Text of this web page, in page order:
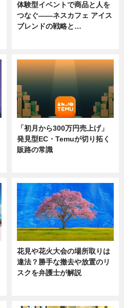
体験型イベントで商品と人を
つなぐ――ネスカフェ アイス
ブレンドの戦略と…
「初月から300万円売上げ」
発見型EC・Temuが切り拓く
販路の常識
花見や花火大会の場所取りは
違法？勝手な撤去や放置のリ
スクを弁護士が解説